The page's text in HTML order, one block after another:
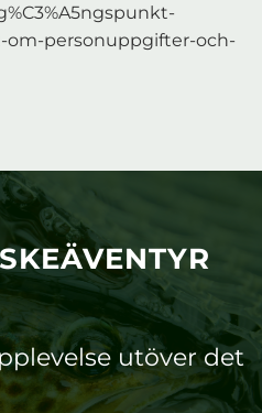
om-personuppgifter-och-
utöver det